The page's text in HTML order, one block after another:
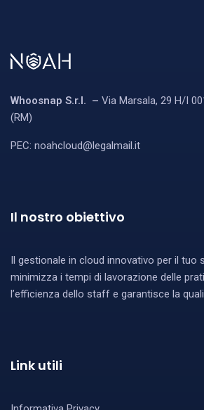
Whoosnap S.r.l. – Via Marsala, 29 H/I
(RM)
PEC: noahcloud@legalmail.it
Il nostro obiettivo
Il gestionale in cloud innovativo per il tuo
minimizza i tempi di lavorazione delle
l’efficienza dello staff e garantisce la
Link utili